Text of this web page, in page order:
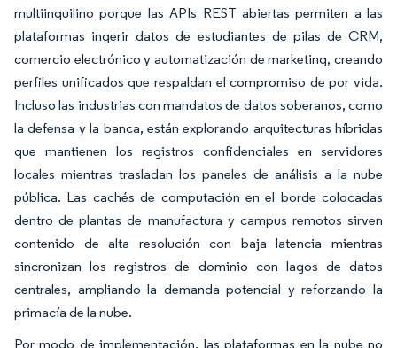
multiinquilino porque las APIs REST abiertas permiten a las
plataformas ingerir datos de estudiantes de pilas de CRM,
comercio electrónico y automatización de marketing, creando
perfiles unificados que respaldan el compromiso de por vida.
Incluso las industrias con mandatos de datos soberanos, como
la defensa y la banca, están explorando arquitecturas híbridas
que mantienen los registros confidenciales en servidores
locales mientras trasladan los paneles de análisis a la nube
pública. Las cachés de computación en el borde colocadas
dentro de plantas de manufactura y campus remotos sirven
contenido de alta resolución con baja latencia mientras
sincronizan los registros de dominio con lagos de datos
centrales, ampliando la demanda potencial y reforzando la
primacía de la nube.
Por modo de implementación, las plataformas en la nube no